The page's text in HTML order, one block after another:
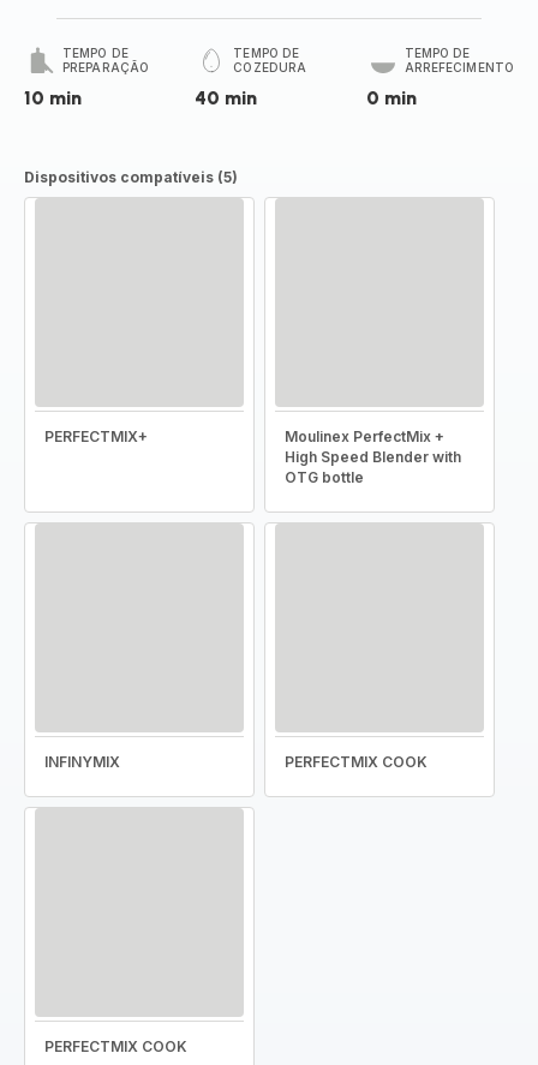
TEMPO DE
PREPARAÇÃO
10 min
TEMPO DE
COZEDURA
40 min
TEMPO DE
ARREFECIMENTO
0 min
Dispositivos compatíveis (5)
PERFECTMIX+
Moulinex PerfectMix +
High Speed Blender with
OTG bottle
INFINYMIX PERFECTMIX COOK
PERFECTMIX COOK